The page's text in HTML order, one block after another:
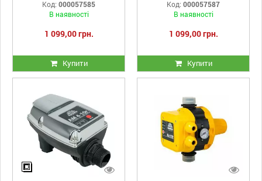
Код: 000057585
В наявності
1 099,00 грн.
Купити
Код: 000057587
В наявності
1 099,00 грн.
Купити